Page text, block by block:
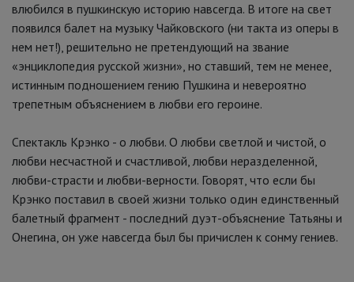
влюбился в пушкинскую историю навсегда. В итоге на свет
появился балет на музыку Чайковского (ни такта из оперы в
нем нет!), решительно не претендующий на звание
«энциклопедия русской жизни», но ставший, тем не менее,
истинным подношением гению Пушкина и невероятно
трепетным объяснением в любви его героине.
Спектакль Крэнко - о любви. О любви светлой и чистой, о
любви несчастной и счастливой, любви неразделенной,
любви-страсти и любви-верности. Говорят, что если бы
Крэнко поставил в своей жизни только один единственный
балетный фрагмент - последний дуэт-объяснение Татьяны и
Онегина, он уже навсегда был бы причислен к сонму гениев.